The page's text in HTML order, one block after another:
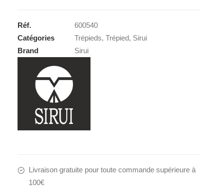
Réf.
600540
Catégories
Trépieds, Trépied, Sirui
Brand
Sirui
Livraison gratuite pour toute commande supérieure à
100€